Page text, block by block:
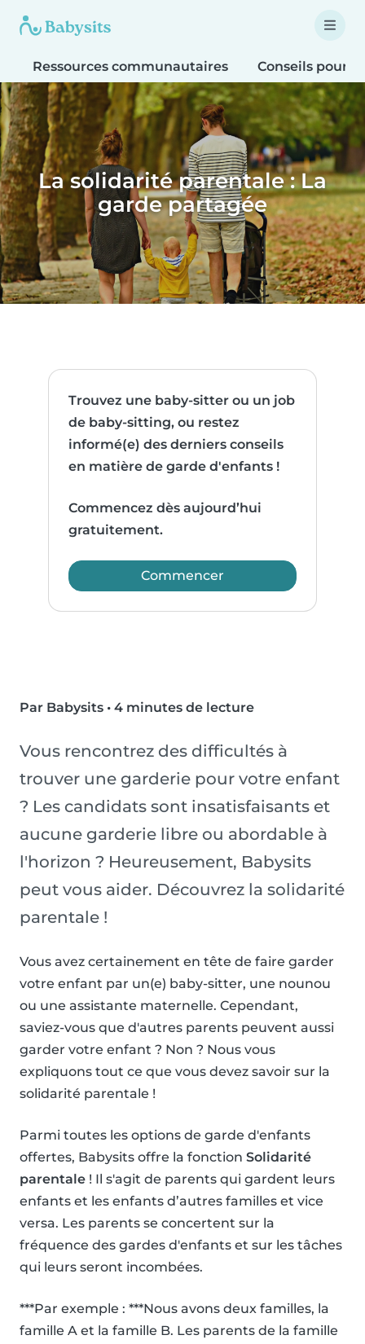
Ressources communautaires Conseils pour
La solidarité parentale : La
garde partagée
Trouvez une baby-sitter ou un job
de baby-sitting, ou restez
informé(e) des derniers conseils
en matière de garde d'enfants !
Commencez dès aujourd’hui
gratuitement.
Commencer
Par Babysits • 4 minutes de lecture
Vous rencontrez des difficultés à
trouver une garderie pour votre enfant
? Les candidats sont insatisfaisants et
aucune garderie libre ou abordable à
l'horizon ? Heureusement, Babysits
peut vous aider. Découvrez la solidarité
parentale !
Vous avez certainement en tête de faire garder
votre enfant par un(e) baby-sitter, une nounou
ou une assistante maternelle. Cependant,
saviez-vous que d'autres parents peuvent aussi
garder votre enfant ? Non ? Nous vous
expliquons tout ce que vous devez savoir sur la
solidarité parentale !
Parmi toutes les options de garde d'enfants
offertes, Babysits offre la fonction Solidarité
parentale ! Il s'agit de parents qui gardent leurs
enfants et les enfants d’autres familles et vice
versa. Les parents se concertent sur la
fréquence des gardes d'enfants et sur les tâches
qui leurs seront incombées.
***Par exemple : ***Nous avons deux familles, la
famille A et la famille B. Les parents de la famille